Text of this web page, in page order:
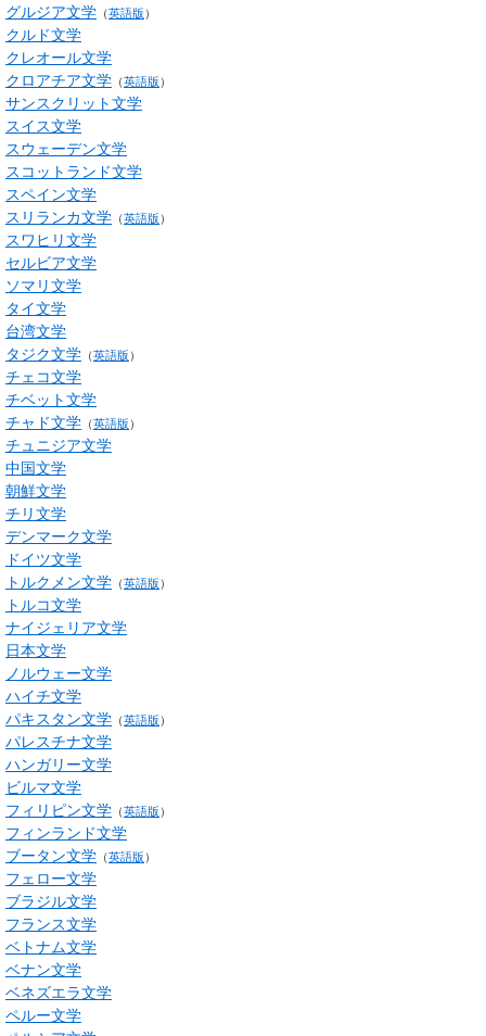
グルジア文学 （英語版 ）
クルド文学
クレオール文学
クロアチア文学 （英語版 ）
サンスクリット文学
スイス文学
スウェーデン文学
スコットランド文学
スペイン文学
スリランカ文学 （英語版 ）
スワヒリ文学
セルビア文学
ソマリ文学
タイ文学
台湾文学
タジク文学 （英語版 ）
チェコ文学
チベット文学
チャド文学 （英語版 ）
チュニジア文学
中国文学
朝鮮文学
チリ文学
デンマーク文学
ドイツ文学
トルクメン文学 （英語版 ）
トルコ文学
ナイジェリア文学
日本文学
ノルウェー文学
ハイチ文学
パキスタン文学 （英語版 ）
パレスチナ文学
ハンガリー文学
ビルマ文学
フィリピン文学 （英語版 ）
フィンランド文学
ブータン文学 （英語版 ）
フェロー文学
ブラジル文学
フランス文学
ベトナム文学
ベナン文学
ベネズエラ文学
ペルー文学